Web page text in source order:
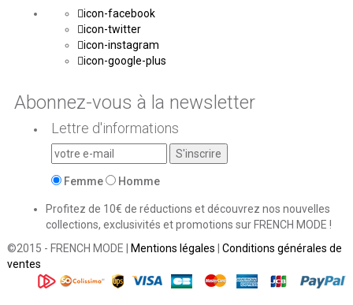
icon-facebook
icon-twitter
icon-instagram
icon-google-plus
Abonnez-vous à la newsletter
Lettre d'informations
Femme Homme
Profitez de 10€ de réductions et découvrez nos nouvelles
collections, exclusivités et promotions sur FRENCH MODE !
©2015 - FRENCH MODE |
Mentions légales
Conditions générales de
ventes